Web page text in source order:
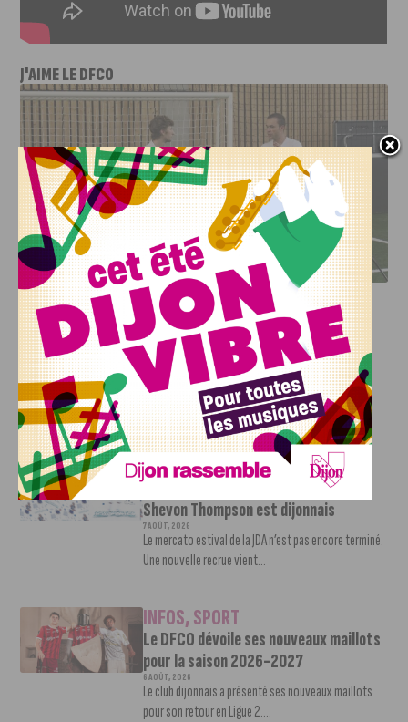
J'AIME LE DFCO
DFCO : RENCONTRE AVEC PIERRE-HENRI DEBALLON,
L’ARTISAN DE LA MONTÉE EN LIGUE 2
INFOS,SPORT
DFCO : Rencontre avec Pierre-Henri
Deballon, l’artisan de la montée en
Ligue 2
7 AOÛT, 2026
Le DFCO est de retour en Ligue 2 après trois ans
d’absence. La saison...
INFOS,SPORT
Nouvelle arrivée à la JDA Basket,
Shevon Thompson est dijonnais
7 AOÛT, 2026
Le mercato estival de la JDA n’est pas encore terminé.
Une nouvelle recrue vient...
INFOS,SPORT
Le DFCO dévoile ses nouveaux maillots
pour la saison 2026-2027
6 AOÛT, 2026
Le club dijonnais a présenté ses nouveaux maillots
pour son retour en Ligue 2....